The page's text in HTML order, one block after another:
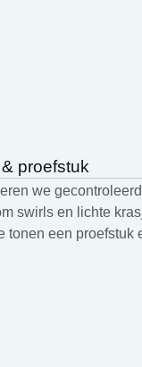
proefstuk
we
swirls en lichte
tonen een proefstuk